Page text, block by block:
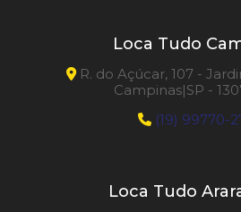
Loca Tudo
R. do Açúcar, 107 -
Campinas|SP -
(19) 99770-
Loca Tudo